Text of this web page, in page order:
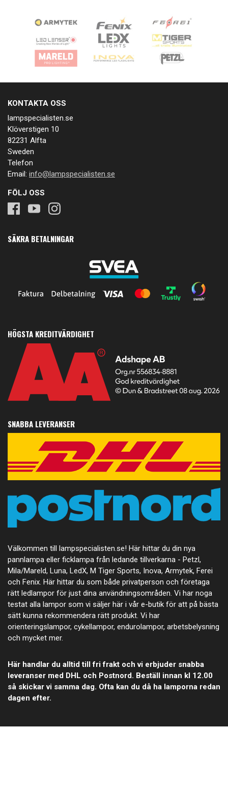
KONTAKTA OSS
lampspecialisten.se
Klöverstigen 10
82231 Alfta
Sweden
Telefon
Email: info@lampspecialisten.se
FÖLJ OSS
SÄKRA BETALNINGAR
HÖGSTA KREDITVÄRDIGHET
SNABBA LEVERANSER
Välkommen till lampspecialisten.se! Här hittar du din nya
pannlampa eller ficklampa från ledande tillverkarna - Petzl,
Mila/Mareld, Luna, LedX, M Tiger Sports, Inova, Armytek, Ferei
och Fenix. Här hittar du som både privatperson och företaga
rätt ledlampor för just dina användningsområden. Vi har noga
testat alla lampor som vi säljer här i vår e-butik för att på bästa
sätt kunna rekommendera rätt produkt. Vi har
orienteringslampor, cykellampor, endurolampor, arbetsbelysning
och mycket mer.
Här handlar du alltid till fri frakt och vi erbjuder snabba
leveranser med DHL och Postnord. Beställ innan kl 12.00
så skickar vi samma dag. Ofta kan du då ha lamporna redan
dagen efter.